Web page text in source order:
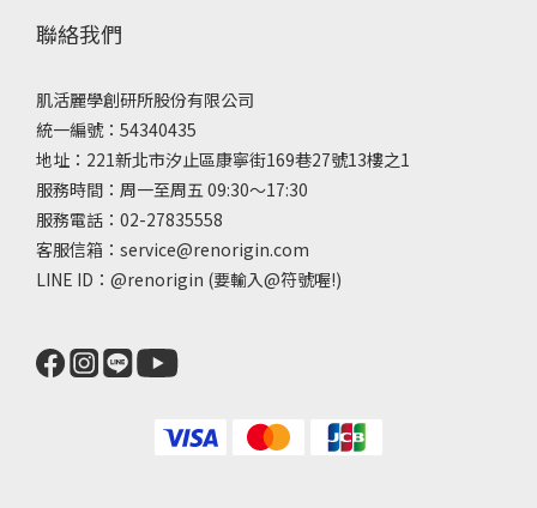
聯絡我們
肌活麗學創研所股份有限公司
統一編號：54340435
地址：221新北市汐止區康寧街169巷27號13樓之1
服務時間：周一至周五 09:30～17:30
服務電話：02-27835558
客服信箱：service@renorigin.com
LINE ID： @renorigin (要輸入@符號喔!)